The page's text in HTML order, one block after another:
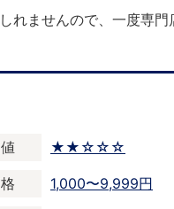
れませんので、一度専
★★☆☆☆
1,000〜9,999円